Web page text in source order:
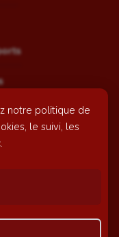
notre politique de
le suivi, les
réalisé par